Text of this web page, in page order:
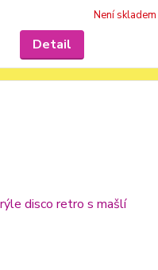
Není skladem
Detail